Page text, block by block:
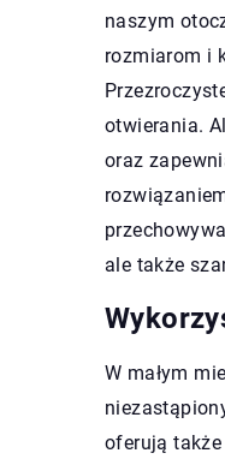
naszym
rozmiarom i
otwierania.
oraz
ale także
W małym
oferują